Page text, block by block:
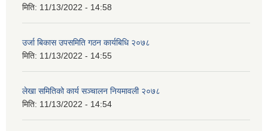
मिति: 11/13/2022 - 14:58
उर्जा बिकास उपसमिति गठन कार्यबिधि २०७८
मिति: 11/13/2022 - 14:55
लेखा समितिको कार्य सञ्चालन नियमावली २०७८
मिति: 11/13/2022 - 14:54